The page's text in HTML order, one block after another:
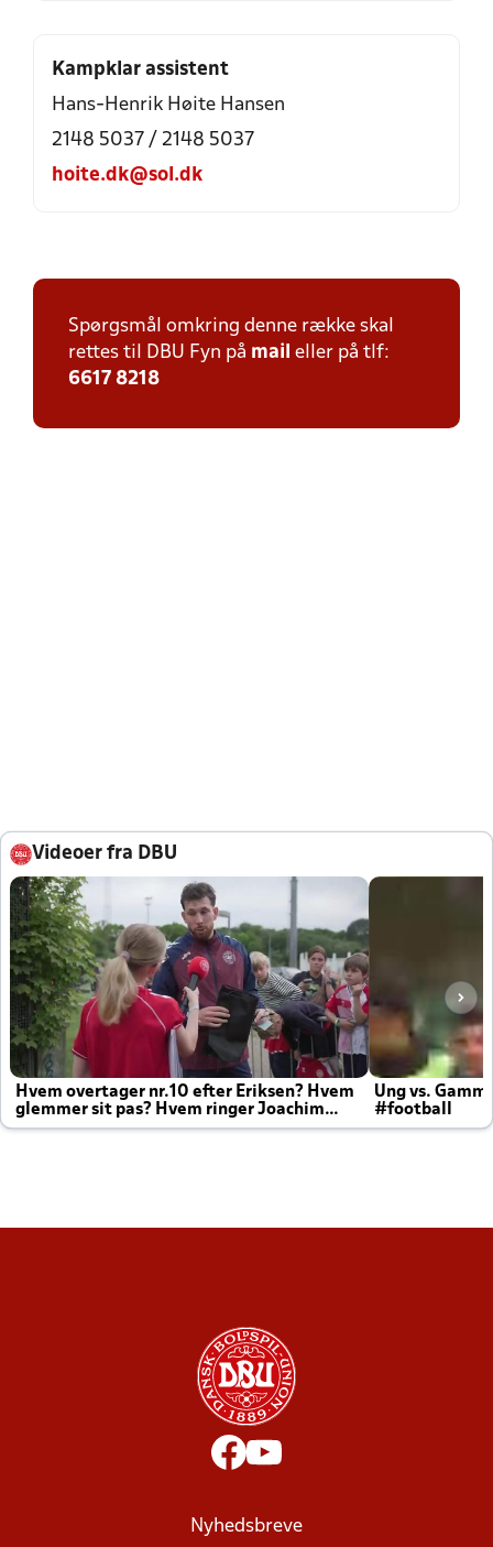
Kampklar assistent
Hans-Henrik Høite Hansen
2148 5037 / 2148 5037
hoite.dk@sol.dk
Spørgsmål omkring denne række skal
rettes til DBU Fyn på mail eller på tlf:
6617 8218
Videoer fra DBU
Hvem overtager nr.10 efter Eriksen? Hvem
glemmer sit pas? Hvem ringer Joachim
altid til efter kampe?
Ung vs.
#football
Nyhedsbreve